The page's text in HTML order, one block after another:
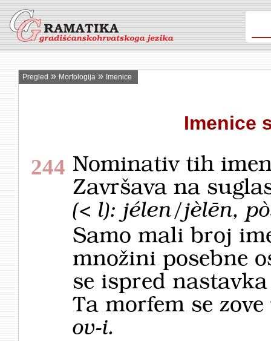
Pregled » Morfologija » Imenice
Imenice
244 Nominativ tih
Završava na
(< l): jélen/jèlēn,
Samo mali broj
množini posebne
se ispred
Ta morfem se zove
ov-i.